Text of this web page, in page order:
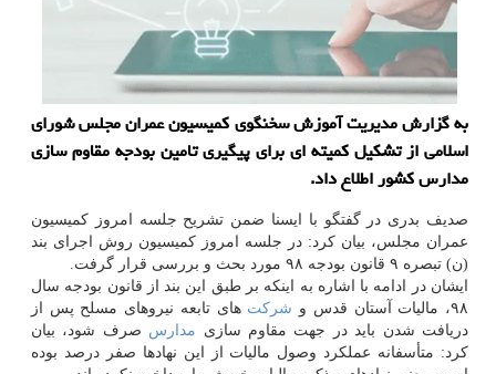
به گزارش مدیریت آموزش سخنگوی كمیسیون عمران مجلس شورای
اسلامی از تشكیل كمیته ای برای پیگیری تامین بودجه مقاوم سازی
مدارس كشور اطلاع داد.
صدیف بدری در گفتگو با ایسنا ضمن تشریح جلسه امروز كمیسیون
عمران مجلس، بیان كرد: در جلسه امروز كمیسیون روش اجرای بند
(ن) تبصره ۹ قانون بودجه ۹۸ مورد بحث و بررسی قرار گرفت.
ایشان در ادامه با اشاره به اینكه بر طبق این بند از قانون بودجه سال
۹۸، مالیات آستان قدس و
شركت های تابعه نیروهای مسلح پس از
دریافت شدن باید در جهت مقاوم سازی مدارس صرف شود، بیان
كرد: متأسفانه عملكرد وصول مالیات از این نهادها صفر درصد بوده